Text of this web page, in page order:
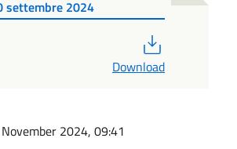
settembre 2024
Download
2024, 09:41